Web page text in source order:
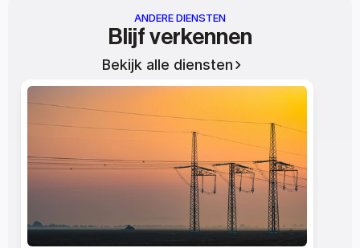
ANDERE DIENSTEN
Blijf verkennen
Bekijk alle diensten